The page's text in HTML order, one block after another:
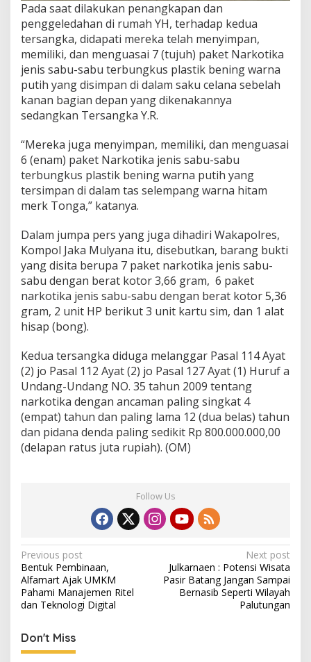
Pada saat dilakukan penangkapan dan
penggeledahan di rumah YH, terhadap kedua
tersangka, didapati mereka telah menyimpan,
memiliki, dan menguasai 7 (tujuh) paket Narkotika
jenis sabu-sabu terbungkus plastik bening warna
putih yang disimpan di dalam saku celana sebelah
kanan bagian depan yang dikenakannya
sedangkan Tersangka Y.R.
“Mereka juga menyimpan, memiliki, dan menguasai
6 (enam) paket Narkotika jenis sabu-sabu
terbungkus plastik bening warna putih yang
tersimpan di dalam tas selempang warna hitam
merk Tonga,” katanya.
Dalam jumpa pers yang juga dihadiri Wakapolres,
Kompol Jaka Mulyana itu, disebutkan, barang bukti
yang disita berupa 7 paket narkotika jenis sabu-
sabu dengan berat kotor 3,66 gram, 6 paket
narkotika jenis sabu-sabu dengan berat kotor 5,36
gram, 2 unit HP berikut 3 unit kartu sim, dan 1 alat
hisap (bong).
Kedua tersangka diduga melanggar Pasal 114 Ayat
(2) jo Pasal 112 Ayat (2) jo Pasal 127 Ayat (1) Huruf a
Undang-Undang NO. 35 tahun 2009 tentang
narkotika dengan ancaman paling singkat 4
(empat) tahun dan paling lama 12 (dua belas) tahun
dan pidana denda paling sedikit Rp 800.000.000,00
(delapan ratus juta rupiah). (OM)
Follow Us
Post
navigation
Previous post
Bentuk Pembinaan,
Alfamart Ajak UMKM
Pahami Manajemen Ritel
dan Teknologi Digital
Next post
Julkarnaen : Potensi Wisata
Pasir Batang Jangan Sampai
Bernasib Seperti Wilayah
Palutungan
Don't Miss